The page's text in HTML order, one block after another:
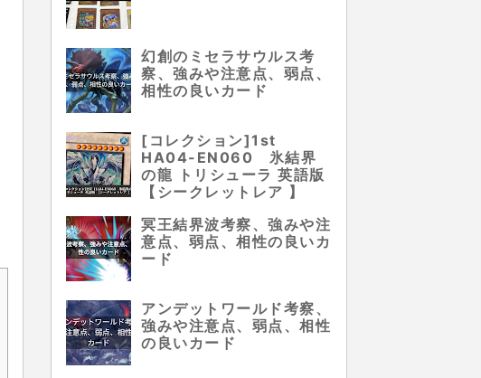
幻創のミセラサウルス考
察、強みや注意点、弱点、
相性の良いカード
[コレクション]1st
HA04-EN060 氷結界
の龍 トリシューラ 英語版
【シークレットレア 】
冥王結界波考察、強みや注
意点、弱点、相性の良いカ
ード
アンデットワールド考察、
強みや注意点、弱点、相性
の良いカード